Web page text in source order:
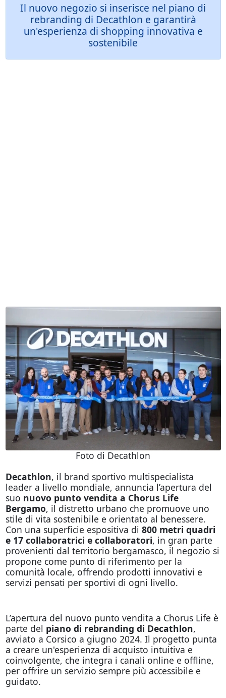
Il nuovo negozio si inserisce nel piano di
rebranding di Decathlon e garantirà
un'esperienza di shopping innovativa e
sostenibile
Foto di Decathlon
Decathlon, il brand sportivo multispecialista
leader a livello mondiale, annuncia l’apertura del
suo nuovo punto vendita a Chorus Life
Bergamo, il distretto urbano che promuove uno
stile di vita sostenibile e orientato al benessere.
Con una superficie espositiva di 800 metri quadri
e 17 collaboratrici e collaboratori, in gran parte
provenienti dal territorio bergamasco, il negozio si
propone come punto di riferimento per la
comunità locale, offrendo prodotti innovativi e
servizi pensati per sportivi di ogni livello.
L’apertura del nuovo punto vendita a Chorus Life è
parte del piano di rebranding di Decathlon,
avviato a Corsico a giugno 2024. Il progetto punta
a creare un'esperienza di acquisto intuitiva e
coinvolgente, che integra i canali online e offline,
per offrire un servizio sempre più accessibile e
guidato.